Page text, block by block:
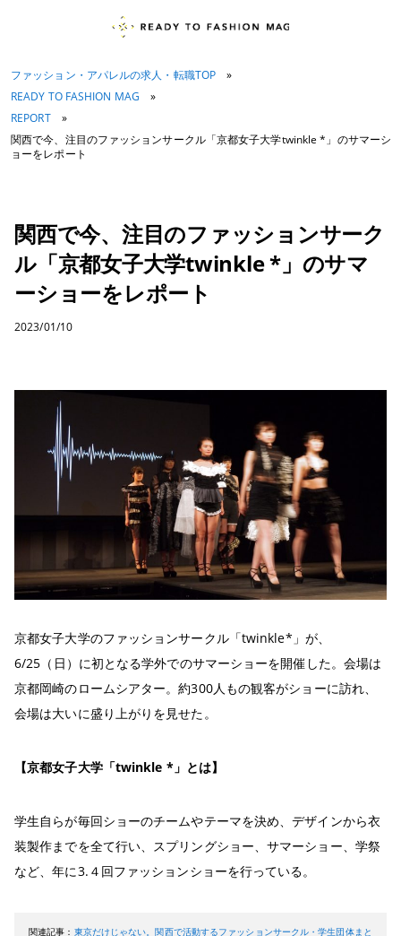
ファッション・アパレルの求人・転職TOP
»
READY TO FASHION MAG
»
REPORT
»
関西で今、注目のファッションサークル「京都女子大学twinkle *」のサマーシ
ョーをレポート
関西で今、注目のファッションサーク
ル「京都女子大学twinkle *」のサマ
ーショーをレポート
2023/01/10
京都女子大学のファッションサークル「twinkle*」が、
6/25（日）に初となる学外でのサマーショーを開催した。会場は
京都岡崎のロームシアター。約300人もの観客がショーに訪れ、
会場は大いに盛り上がりを見せた。
【京都女子大学「twinkle *」とは】
学生自らが毎回ショーのチームやテーマを決め、デザインから衣
装製作までを全て行い、スプリングショー、サマーショー、学祭
など、年に3.４回ファッションショーを行っている。
関連記事： 東京だけじゃない。関西で活動するファッションサークル・学生団体まと